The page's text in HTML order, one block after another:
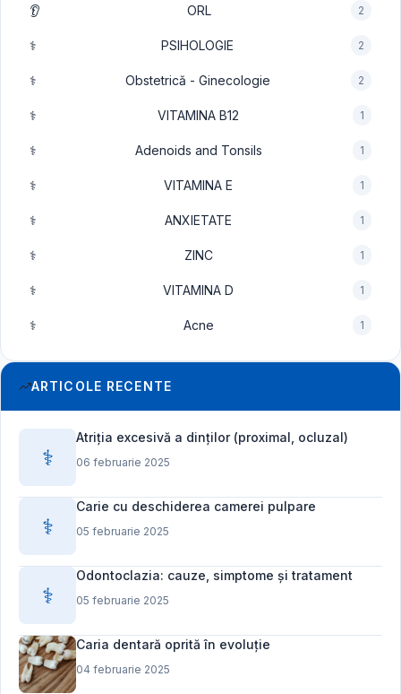
👂 ORL 2
⚕️ PSIHOLOGIE 2
⚕️ Obstetrică - Ginecologie 2
⚕️ VITAMINA B12 1
⚕️ Adenoids and Tonsils 1
⚕️ VITAMINA E 1
⚕️ ANXIETATE 1
⚕️ ZINC 1
⚕️ VITAMINA D 1
⚕️ Acne 1
ARTICOLE RECENTE
⚕️
Atriția excesivă a dinților (proximal, ocluzal)
06 februarie 2025
⚕️
Carie cu deschiderea camerei pulpare
05 februarie 2025
⚕️
Odontoclazia: cauze, simptome și tratament
05 februarie 2025
Caria dentară oprită în evoluție
04 februarie 2025